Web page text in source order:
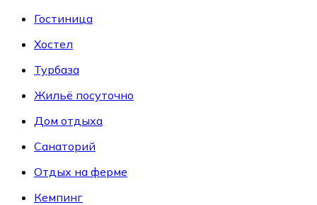
Гостиница
Хостел
Турбаза
Жильё посуточно
Дом отдыха
Санаторий
Отдых на ферме
Кемпинг